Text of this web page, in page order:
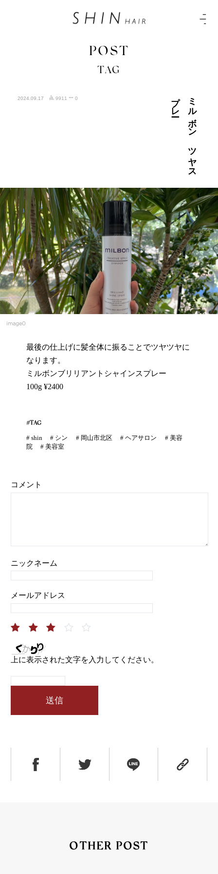
POST
TAG
2024.09.17 9911 0 ミ
ル
ボ
ン
ツ
ヤ
ス
プ
レ
ー
image0
最後の仕上げに髪全体に振ることでツヤツヤに
なります。
ミルボンブリリアントシャインスプレー
100g ¥2400
#TAG
# shin # シン # 岡山市北区 #ヘアサロン # 美容
院
#美容室
コメント
ニックネーム
メールアドレス
上に表示された文字を入力してください。
OTHER POST